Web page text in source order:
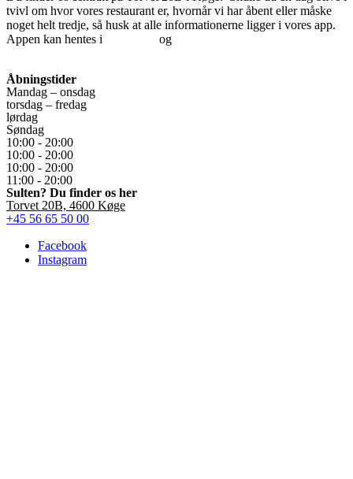
tvivl om hvor vores restaurant er, hvornår vi har åbent eller måske
noget helt tredje, så husk at alle informationerne ligger i vores app.
Appen kan hentes i
og
Åbningstider
Mandag – onsdag
torsdag – fredag
lørdag
Søndag
10:00 - 20:00
10:00 - 20:00
10:00 - 20:00
11:00 - 20:00
Sulten? Du finder os her
Torvet 20B, 4600 Køge
+45 56 65 50 00
Facebook
Instagram